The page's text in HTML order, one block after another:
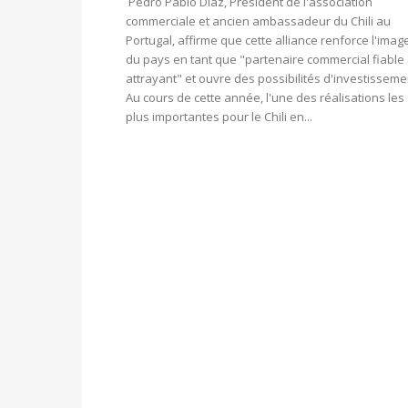
commerciale et ancien ambassadeur du Chili au
Portugal, affirme que cette alliance renforce
du pays en tant que "partenaire commercial fiable
attrayant" et ouvre des possibilités
Au cours de cette année, l'une des réalisations les
plus importantes pour le Chili en...